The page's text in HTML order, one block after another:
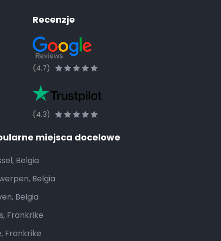
Recenzje
(4.7)
(4.3)
miejsca docelowe
Belgia
Belgia
Belgia
Frankrike
Frankrike